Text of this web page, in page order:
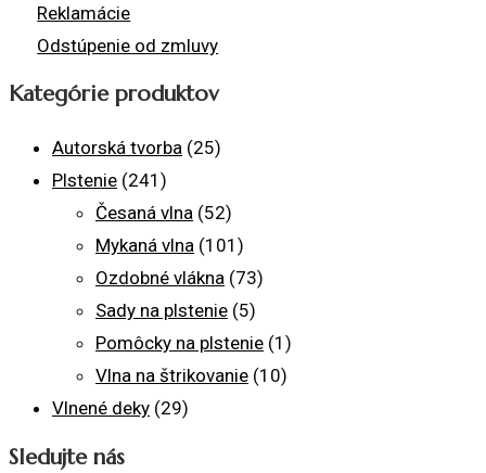
Reklamácie
Odstúpenie od zmluvy
Kategórie produktov
Autorská tvorba (25)
Plstenie (241)
Česaná vlna (52)
Mykaná vlna (101)
Ozdobné vlákna (73)
Sady na plstenie (5)
Pomôcky na plstenie (1)
Vlna na štrikovanie (10)
Vlnené deky (29)
Sledujte nás